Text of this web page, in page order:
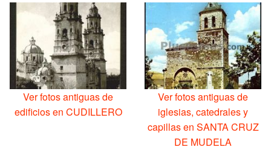
Ver fotos antiguas de
edificios en CUDILLERO
Ver fotos antiguas de
iglesias, catedrales y
capillas en SANTA CRUZ
DE MUDELA